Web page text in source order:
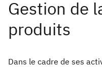
Dans le cadre de ses